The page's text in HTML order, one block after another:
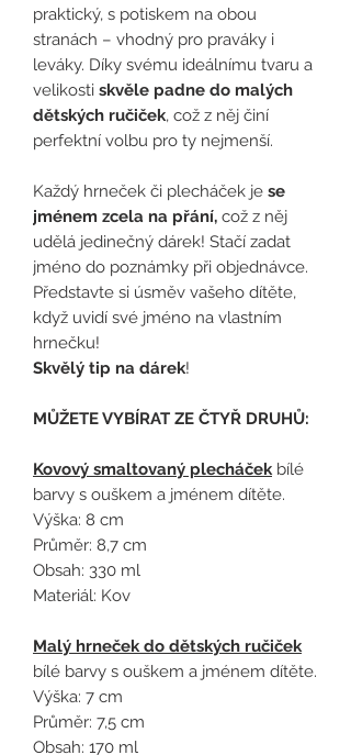
praktický, s potiskem na obou
stranách – vhodný pro praváky i
leváky. Díky svému ideálnímu tvaru a
velikosti skvěle padne do malých
dětských ručiček, což z něj činí
perfektní volbu pro ty nejmenší.
Každý hrneček či plecháček je se
jménem zcela na přání, což z něj
udělá jedinečný dárek! Stačí zadat
jméno do poznámky při objednávce.
Představte si úsměv vašeho dítěte,
když uvidí své jméno na vlastním
hrnečku!
Skvělý tip na dárek!
MŮŽETE VYBÍRAT ZE ČTYŘ DRUHŮ:
Kovový smaltovaný plecháčekbílé
barvy s ouškem a jménem dítěte.
Výška: 8 cm
Průměr: 8,7 cm
Obsah: 330 ml
Materiál: Kov
Malý hrneček do dětských ručiček
bílé barvy s ouškem a jménem dítěte.
Výška: 7 cm
Průměr: 7,5 cm
Obsah: 170 ml